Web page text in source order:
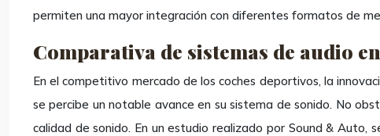
permiten una mayor integración con diferentes formatos de
Comparativa de sistemas de audio
En el competitivo mercado de los coches deportivos, la
se percibe un notable avance en su sistema de sonido. No
calidad de sonido. En un estudio realizado por Sound & Auto,